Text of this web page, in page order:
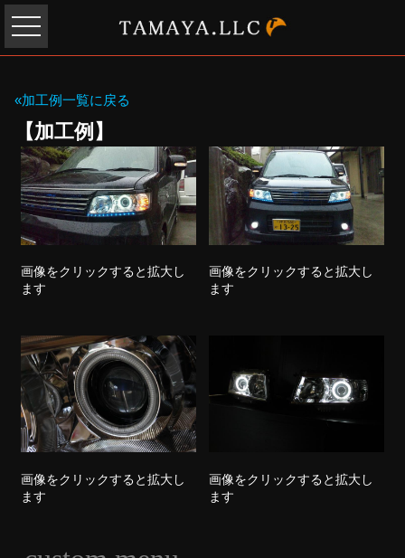
«加工例一覧に戻る
【加工例】
画像をクリックすると拡大し
ます
画像をクリックすると拡大し
ます
画像をクリックすると拡大し
ます
画像をクリックすると拡大し
ます